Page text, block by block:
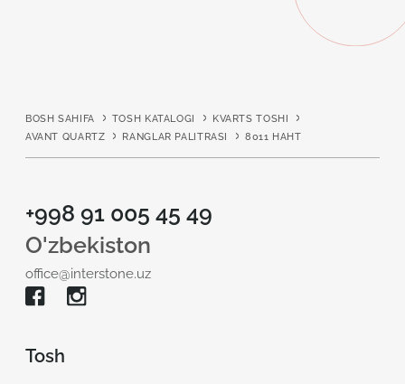
BOSH SAHIFA TOSH KATALOGI
KVARTS TOSHI
AVANT QUARTZ
RANGLAR PALITRASI 8011 НАНТ
+998 91 005 45 49
O'zbekiston
office@interstone.uz
Tosh